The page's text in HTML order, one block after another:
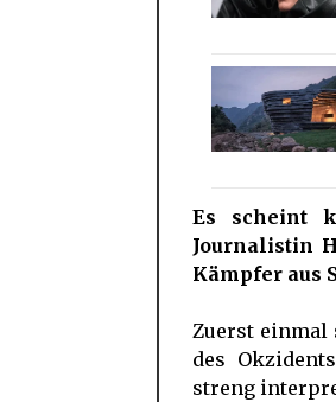
Es scheint
Journalistin
Kämpfer aus
Zuerst einmal
des
streng